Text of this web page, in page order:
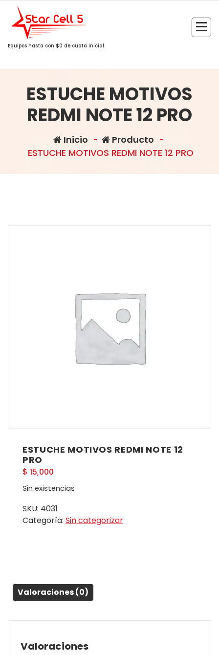
Saltar
contenido
Equipos hasta con $0 de cuota inicial
ESTUCHE MOTIVOS
REDMI NOTE 12 PRO
Inicio - Producto -
ESTUCHE MOTIVOS REDMI NOTE 12 PRO
ESTUCHE MOTIVOS REDMI NOTE 12
PRO
$ 15,000
Sin existencias
SKU: 4031
Categoría: Sin categorizar
Valoraciones (0)
Valoraciones